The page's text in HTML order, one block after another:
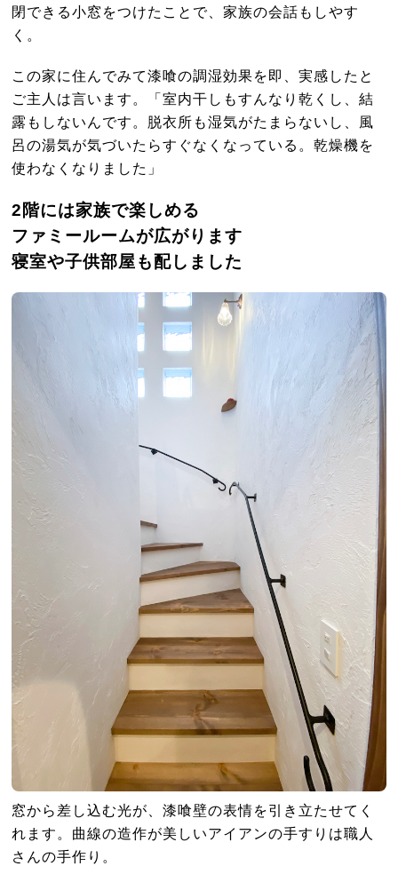
閉できる小窓をつけたことで、家族の会話もしやす
く。
この家に住んでみて漆喰の調湿効果を即、実感したと
ご主人は言います。「室内干しもすんなり乾くし、結
露もしないんです。脱衣所も湿気がたまらないし、風
呂の湯気が気づいたらすぐなくなっている。乾燥機を
使わなくなりました」
2階には家族で楽しめる
ファミールームが広がります
寝室や子供部屋も配しました
窓から差し込む光が、漆喰壁の表情を引き立たせてく
れます。曲線の造作が美しいアイアンの手すりは職人
さんの手作り。